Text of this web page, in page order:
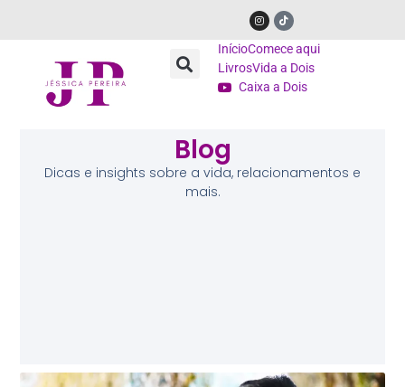
InícioComece aqui
LivrosVida a Dois
Caixa a Dois
Blog
Dicas e insights sobre a vida, relacionamentos e
mais.